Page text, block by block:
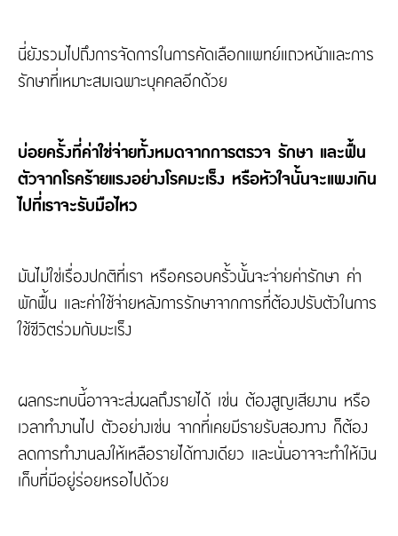
นี่ยังรวมไปถึงการจัดการในการคัดเลือกแพทย์แถวหน้าและการ
รักษาที่เหมาะสมเฉพาะบุคคลอีกด้วย
บ่อยครั้งที่ค่าใช่จ่ายทั้งหมดจากการตรวจ รักษา และฟื้น
ตัวจากโรคร้ายแรงอย่างโรคมะเร็ง หรือหัวใจนั้นจะแพงเกิน
ไปที่เราจะรับมือไหว
มันไม่ใช่เรื่องปกติที่เรา หรือครอบครั้วนั้นจะจ่ายค่ารักษา ค่า
พักฟื้น และค่าใช้จ่ายหลังการรักษาจากการที่ต้องปรับตัวในการ
ใช้ชีวิตร่วมกับมะเร็ง
ผลกระทบนี้อาจจะส่งผลถึงรายได้ เช่น ต้องสูญเสียงาน หรือ
เวลาทำงานไป ตัวอย่างเช่น จากที่เคยมีรายรับสองทาง ก็ต้อง
ลดการทำงานลงให้เหลือรายได้ทางเดียว และนั่นอาจจะทำให้เงิน
เก็บที่มีอยู่ร่อยหรอไปด้วย